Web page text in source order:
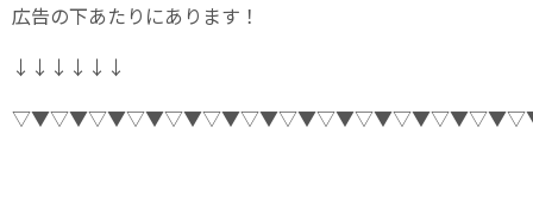
広告の下あたりにあります！
↓↓↓↓↓↓